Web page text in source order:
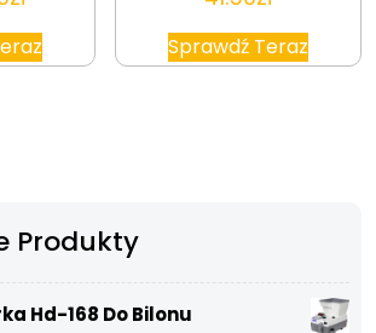
Sprawdź Teraz
Produkty
Hd-168 Do Bilonu